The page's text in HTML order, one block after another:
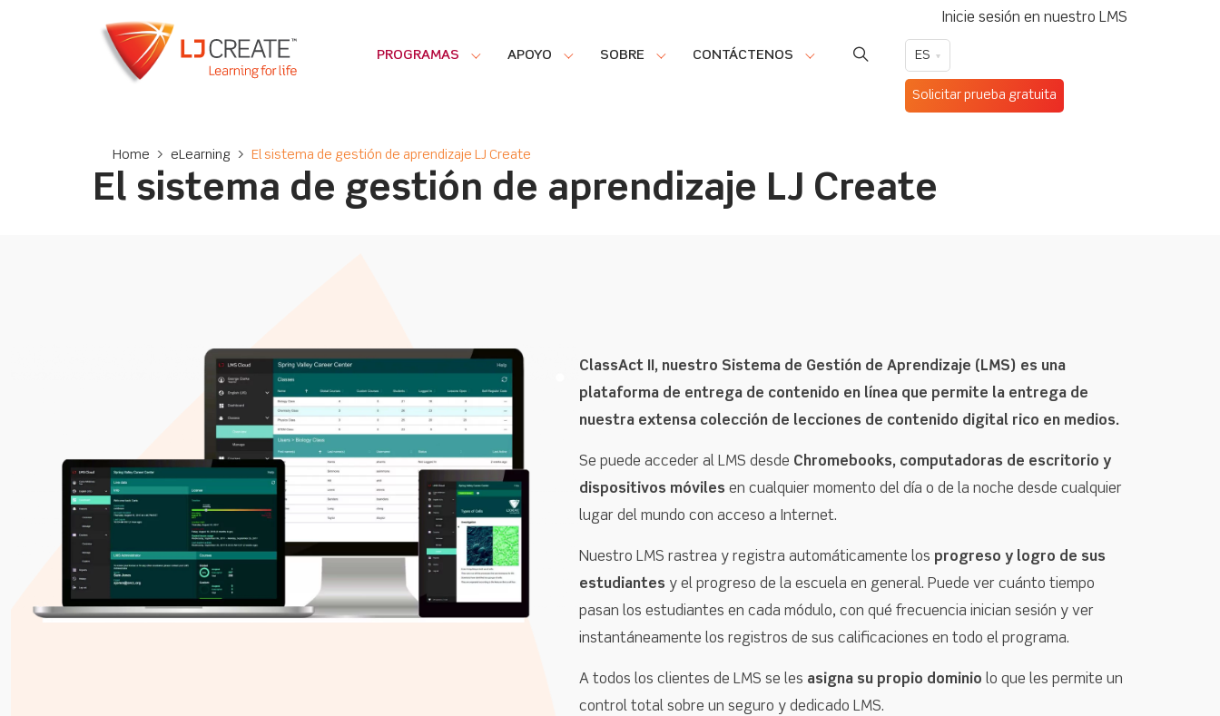
Inicie sesión en nuestro LMS
PROGRAMAS APOYO SOBRE CONTÁCTENOS ES
Solicitar prueba gratuita
Home > eLearning > El sistema de gestión de aprendizaje LJ Create
El sistema de gestión de aprendizaje LJ Create
ClassAct II, nuestro Sistema de Gestión de Aprendizaje (LMS) es una
plataforma de entrega de contenido en línea que permite la entrega de
nuestra extensa colección de lecciones de contenido digital rico en medios.
Se puede acceder al LMS desde Chromebooks, computadoras de escritorio y
dispositivos móviles en cualquier momento del día o de la noche desde cualquier
lugar del mundo con acceso a Internet.
Nuestro LMS rastrea y registra automáticamente los progreso y logro de sus
estudiantes y el progreso de la escuela en general. Puede ver cuánto tiempo
pasan los estudiantes en cada módulo, con qué frecuencia inician sesión y ver
instantáneamente los registros de sus calificaciones en todo el programa.
A todos los clientes de LMS se les asigna su propio dominio lo que les permite un
control total sobre un seguro y dedicado LMS.